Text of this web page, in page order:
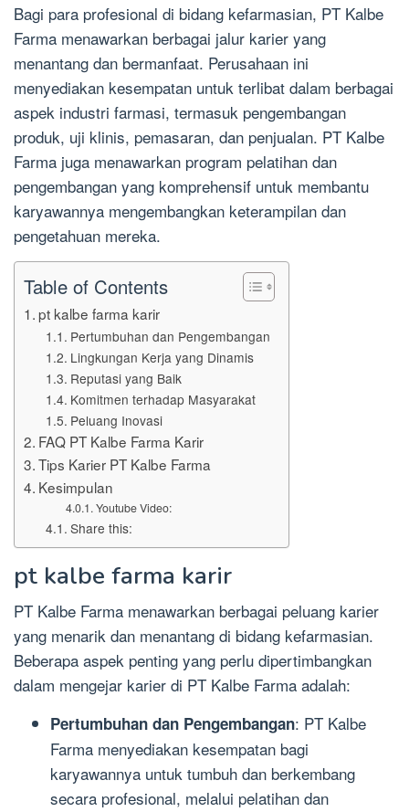
Bagi para profesional di bidang kefarmasian, PT Kalbe
Farma menawarkan berbagai jalur karier yang
menantang dan bermanfaat. Perusahaan ini
menyediakan kesempatan untuk terlibat dalam berbagai
aspek industri farmasi, termasuk pengembangan
produk, uji klinis, pemasaran, dan penjualan. PT Kalbe
Farma juga menawarkan program pelatihan dan
pengembangan yang komprehensif untuk membantu
karyawannya mengembangkan keterampilan dan
pengetahuan mereka.
Table of Contents
pt kalbe farma karir
Pertumbuhan dan Pengembangan
Lingkungan Kerja yang Dinamis
Reputasi yang Baik
Komitmen terhadap Masyarakat
Peluang Inovasi
FAQ PT Kalbe Farma Karir
Tips Karier PT Kalbe Farma
Kesimpulan
Youtube Video:
Share this:
pt kalbe farma karir
PT Kalbe Farma menawarkan berbagai peluang karier
yang menarik dan menantang di bidang kefarmasian.
Beberapa aspek penting yang perlu dipertimbangkan
dalam mengejar karier di PT Kalbe Farma adalah:
Pertumbuhan dan Pengembangan: PT Kalbe
Farma menyediakan kesempatan bagi
karyawannya untuk tumbuh dan berkembang
secara profesional, melalui pelatihan dan